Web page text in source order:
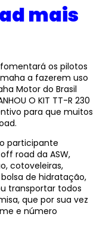
mais
fomentará os pilotos
a fazerem uso
Motor do Brasil
O KIT TT-R 230
para que muitos
participante
road da ASW,
cotoveleiras,
de hidratação,
transportar todos
que por sua vez
e número